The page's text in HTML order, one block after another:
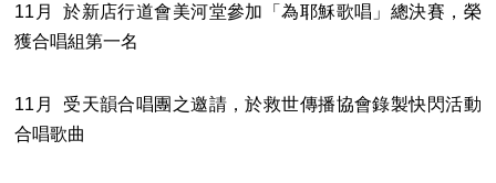
11月 於新店行道會美河堂參加「為耶穌歌唱」總決賽，榮
獲合唱組第一名
11月 受天韻合唱團之邀請，於救世傳播協會錄製快閃活動
合唱歌曲